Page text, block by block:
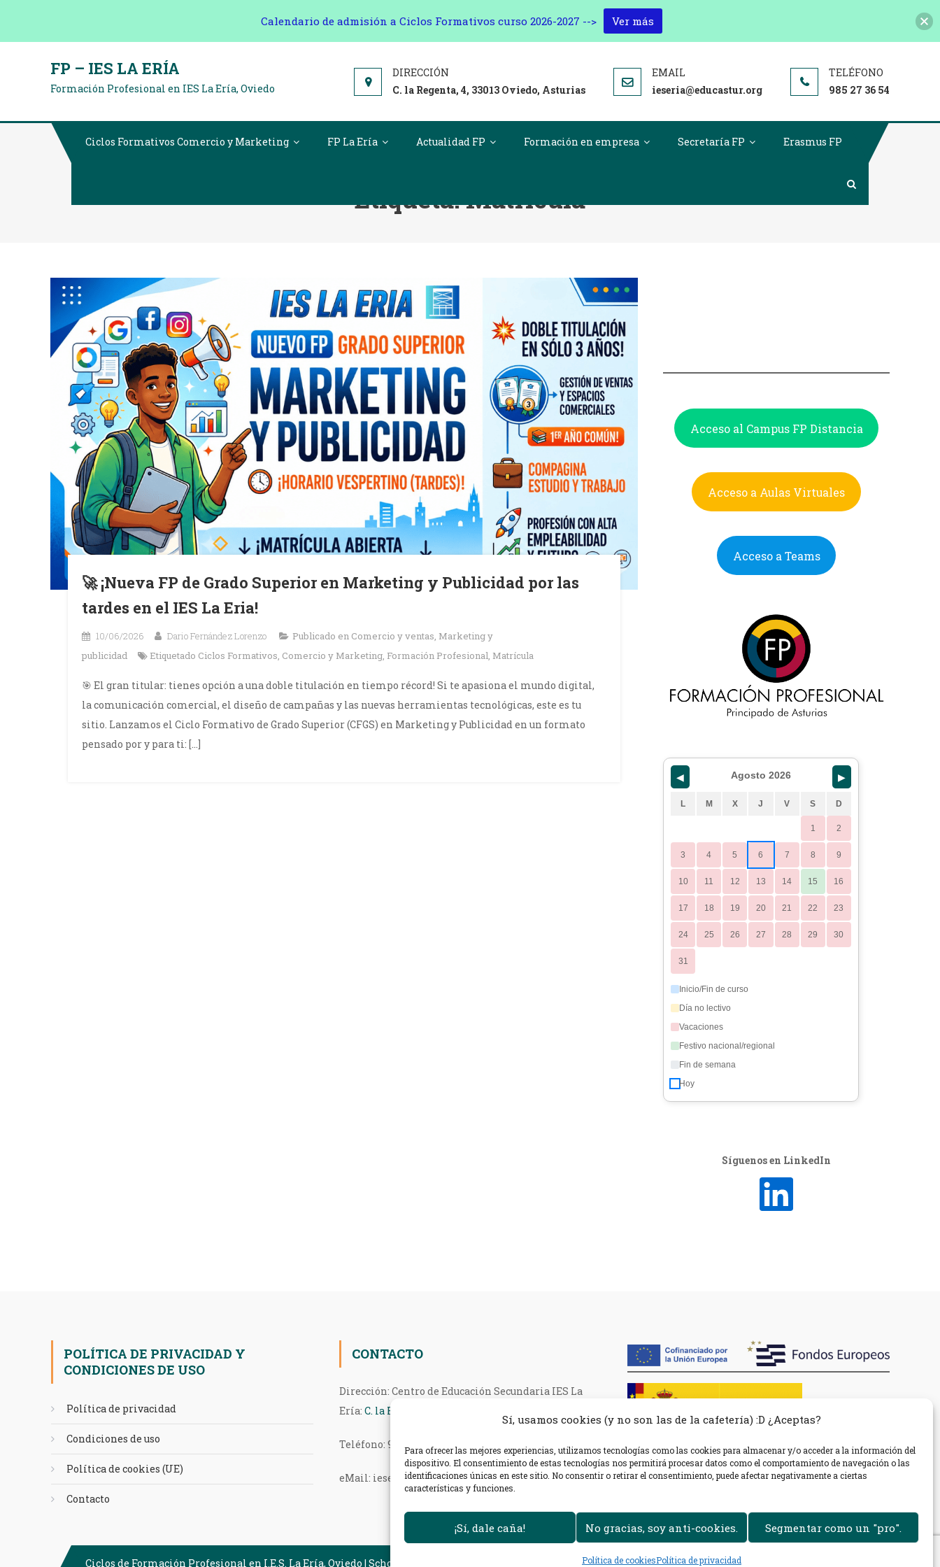
Sí, usamos cookies (y no son las de la cafetería) :D ¿Aceptas?
Para ofrecer las mejores experiencias, utilizamos tecnologías como las cookies para almacenar y/o acceder a la información del
dispositivo. El consentimiento de estas tecnologías nos permitirá procesar datos como el comportamiento de navegación o las
identificaciones únicas en este sitio. No consentir o retirar el consentimiento, puede afectar negativamente a ciertas
características y funciones.
¡Sí, dale caña! No gracias, soy anti-cookies. Segmentar como un "pro".
Política de cookiesPolítica de privacidad
FP – IES LA ERÍA
Formación Profesional en IES La Ería, Oviedo C. la Regenta, 4, 33013 Oviedo, Asturias ieseria@educastur.org 985 27 36 54
Ciclos Formativos Comercio y Marketing FP La Ería Actualidad FP Formación en empresa Secretaría FP Erasmus FP
Etiqueta:Matrícula
🚀 ¡Nueva FP de Grado Superior en Marketing y Publicidad por las
tardes en el IES La Eria!
10/06/2026 Dario Fernández Lorenzo Publicado en Comercio y ventas, Marketing y
publicidad
Etiquetado Ciclos Formativos, Comercio y Marketing, Formación Profesional, Matrícula
🎯 El gran titular: tienes opción a una doble titulación en tiempo récord! Si te apasiona el mundo digital,
la comunicación comercial, el diseño de campañas y las nuevas herramientas tecnológicas, este es tu
sitio. Lanzamos el Ciclo Formativo de Grado Superior (CFGS) en Marketing y Publicidad en un formato
pensado por y para ti: […]
Acceso al Campus FP Distancia
Acceso a Aulas Virtuales
Acceso a Teams
◀ Agosto 2026 ▶
L M X J V S D
1 2
3 4 5 6 7 8 9
10 11 12 13 14 15 16
17 18 19 20 21 22 23
24 25 26 27 28 29 30
31
Inicio/Fin de curso
Día no lectivo
Vacaciones
Festivo nacional/regional
Fin de semana
Hoy
Síguenos en LinkedIn
POLÍTICA DE PRIVACIDAD Y
CONDICIONES DE USO
Política de privacidad
Condiciones de uso
Política de cookies (UE)
Contacto
CONTACTO
Dirección: Centro de Educación Secundaria IES La
Ería:C. la Regenta, 4, 33013 Oviedo, Asturias
Teléfono: 985 27 36 54
eMail: ieseria@educastur.org
Ciclos de Formación Profesional en I.E.S. La Ería, Oviedo | Scholarship Theme por Política de privacidad
Calendario de admisión a Ciclos Formativos curso 2026-2027 --> Ver más